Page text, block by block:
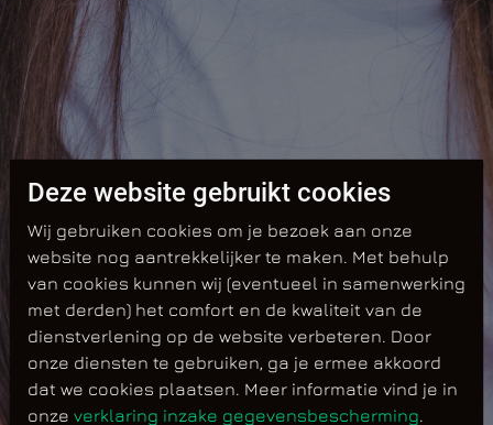
Deze website gebruikt cookies
Wij gebruiken cookies om je bezoek aan onze
website nog aantrekkelijker te maken. Met behulp
van cookies kunnen wij (eventueel in samenwerking
met derden) het comfort en de kwaliteit van de
dienstverlening op de website verbeteren. Door
onze diensten te gebruiken, ga je ermee akkoord
dat we cookies plaatsen. Meer informatie vind je in
onze verklaring inzake gegevensbescherming